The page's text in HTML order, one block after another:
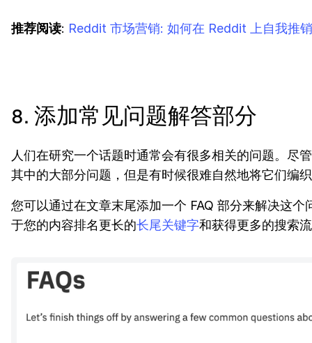
推荐阅读: Reddit 市场营销: 如何在 Reddit 上自我推
8. 添加常见问题解答部分
人们在研究一个话题时通常会有很多相关的问题。尽
其中的大部分问题，但是有时候很难自然地将它们编
您可以通过在文章末尾添加一个 FAQ 部分来解决这个
于您的内容排名更长的长尾关键字和获得更多的搜索